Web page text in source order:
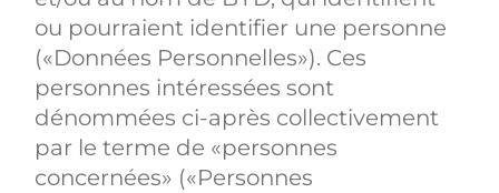
ou pourraient identifier une personne
(«Données Personnelles»). Ces
personnes intéressées sont
dénommées ci-après collectivement
par le terme de «personnes
concernées» («Personnes